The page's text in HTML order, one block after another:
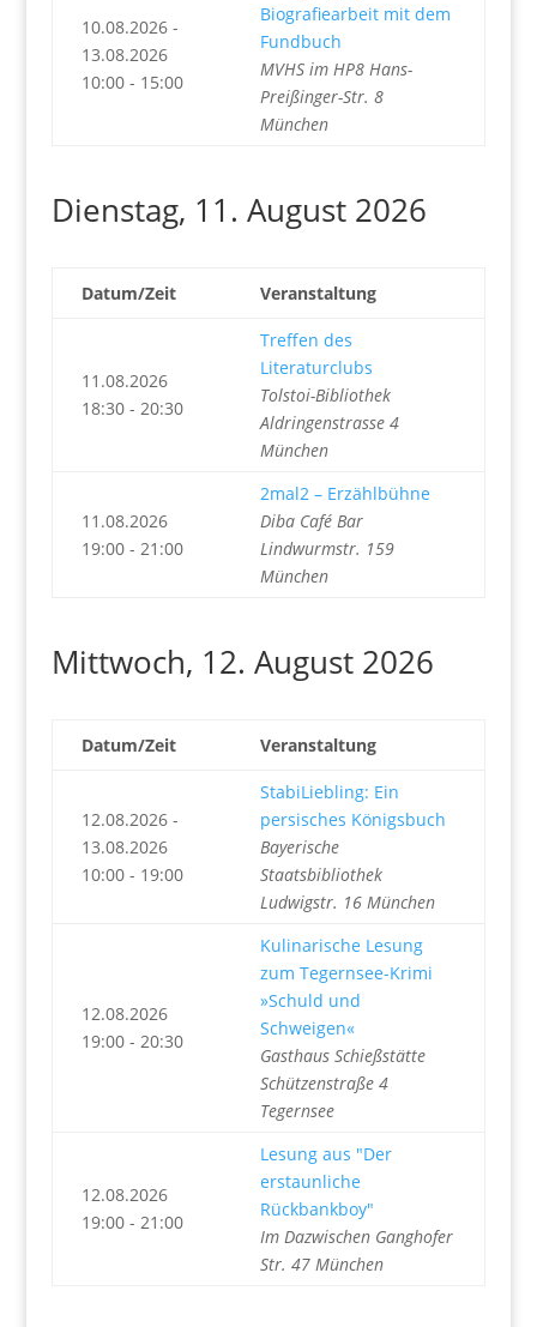
10.08.2026 -
13.08.2026
10:00 - 15:00
Biografiearbeit mit dem
Fundbuch
MVHS im HP8 Hans-
Preißinger-Str. 8
München
Dienstag, 11. August 2026
Datum/Zeit Veranstaltung
11.08.2026
18:30 - 20:30
Treffen des
Literaturclubs
Tolstoi-Bibliothek
Aldringenstrasse 4
München
11.08.2026
19:00 - 21:00
2mal2 – Erzählbühne
Diba Café Bar
Lindwurmstr. 159
München
Mittwoch, 12. August 2026
Datum/Zeit Veranstaltung
12.08.2026 -
13.08.2026
10:00 - 19:00
StabiLiebling: Ein
persisches Königsbuch
Bayerische
Staatsbibliothek
Ludwigstr. 16 München
12.08.2026
19:00 - 20:30
Kulinarische Lesung
zum Tegernsee-Krimi
»Schuld und
Schweigen«
Gasthaus Schießstätte
Schützenstraße 4
Tegernsee
12.08.2026
19:00 - 21:00
Lesung aus "Der
erstaunliche
Rückbankboy"
Im Dazwischen Ganghofer
Str. 47 München